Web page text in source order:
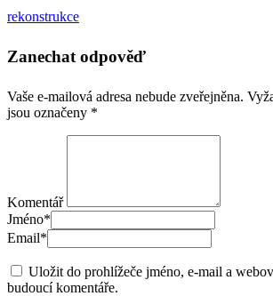
rekonstrukce
Zanechat odpověď
Vaše e-mailová adresa nebude zveřejněna.
jsou označeny *
Komentář
Jméno*
Email*
Uložit do prohlížeče jméno, e-mail a
budoucí komentáře.